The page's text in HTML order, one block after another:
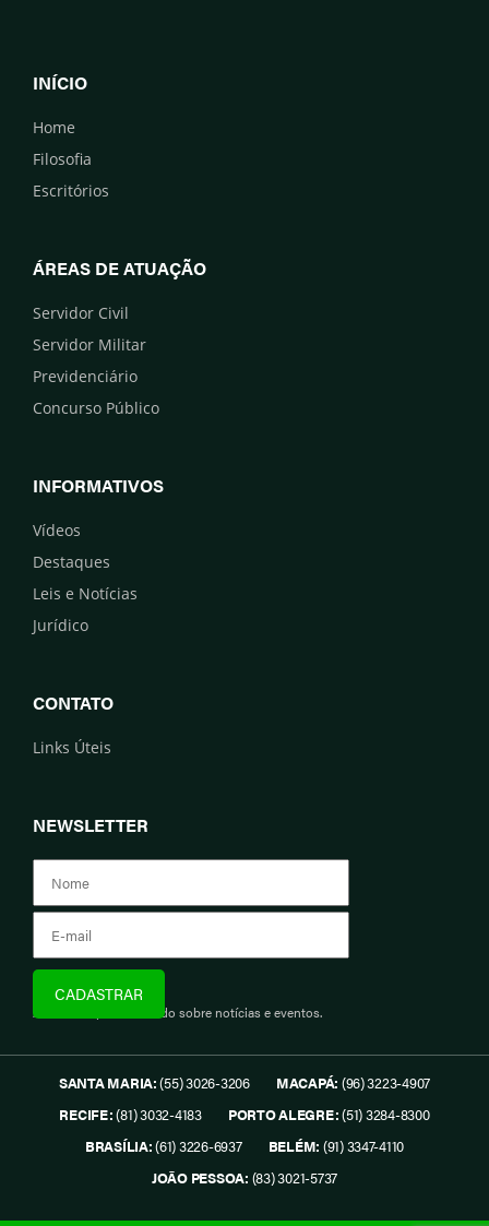
INÍCIO
Home
Filosofia
Escritórios
ÁREAS DE ATUAÇÃO
Servidor Civil
Servidor Militar
Previdenciário
Concurso Público
INFORMATIVOS
Vídeos
Destaques
Leis e Notícias
Jurídico
CONTATO
Links Úteis
NEWSLETTER
Assine e fique informado sobre notícias e eventos.
SANTA MARIA:(55) 3026-3206 MACAPÁ: (96) 3223-4907
RECIFE:(81) 3032-4183 PORTO ALEGRE:(51) 3284-8300
BRASÍLIA:(61) 3226-6937 BELÉM: (91) 3347-4110
JOÃO PESSOA: (83) 3021-5737